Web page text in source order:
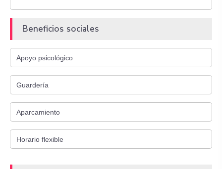
Beneficios sociales